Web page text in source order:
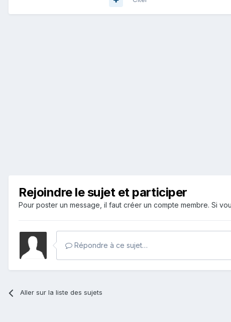
Rejoindre le sujet et participer
Pour poster un message, il faut créer un compte membre. Si
Répondre à ce sujet…
Aller sur la liste des sujets